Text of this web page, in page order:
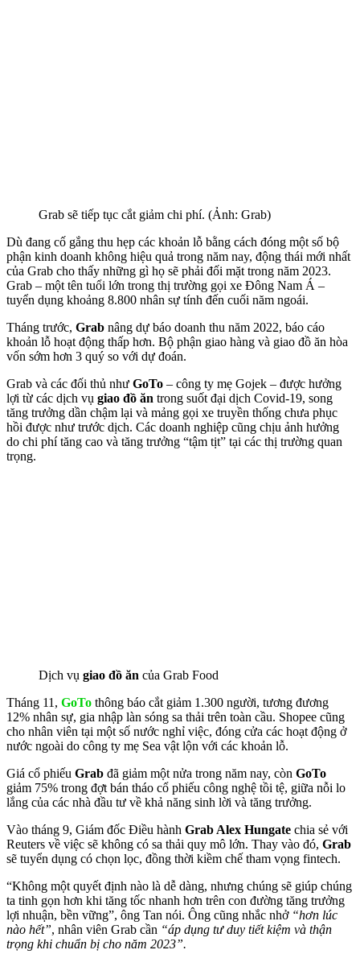
Grab sẽ tiếp tục cắt giảm chi phí. (Ảnh: Grab)
Dù đang cố gắng thu hẹp các khoản lỗ bằng cách đóng một số bộ
phận kinh doanh không hiệu quả trong năm nay, động thái mới nhất
của Grab cho thấy những gì họ sẽ phải đối mặt trong năm 2023.
Grab – một tên tuổi lớn trong thị trường gọi xe Đông Nam Á –
tuyển dụng khoảng 8.800 nhân sự tính đến cuối năm ngoái.
Tháng trước, Grab nâng dự báo doanh thu năm 2022, báo cáo
khoản lỗ hoạt động thấp hơn. Bộ phận giao hàng và giao đồ ăn hòa
vốn sớm hơn 3 quý so với dự đoán.
Grab và các đối thủ như GoTo – công ty mẹ Gojek – được hưởng
lợi từ các dịch vụ giao đồ ăn trong suốt đại dịch Covid-19, song
tăng trưởng dần chậm lại và mảng gọi xe truyền thống chưa phục
hồi được như trước dịch. Các doanh nghiệp cũng chịu ảnh hưởng
do chi phí tăng cao và tăng trưởng “tậm tịt” tại các thị trường quan
trọng.
Dịch vụ giao đồ ăn của Grab Food
Tháng 11, GoTo thông báo cắt giảm 1.300 người, tương đương
12% nhân sự, gia nhập làn sóng sa thải trên toàn cầu. Shopee cũng
cho nhân viên tại một số nước nghỉ việc, đóng cửa các hoạt động ở
nước ngoài do công ty mẹ Sea vật lộn với các khoản lỗ.
Giá cổ phiếu Grab đã giảm một nửa trong năm nay, còn GoTo
giảm 75% trong đợt bán tháo cổ phiếu công nghệ tồi tệ, giữa nỗi lo
lắng của các nhà đầu tư về khả năng sinh lời và tăng trưởng.
Vào tháng 9, Giám đốc Điều hành Grab Alex Hungate chia sẻ với
Reuters về việc sẽ không có sa thải quy mô lớn. Thay vào đó, Grab
sẽ tuyển dụng có chọn lọc, đồng thời kiềm chế tham vọng fintech.
“Không một quyết định nào là dễ dàng, nhưng chúng sẽ giúp chúng
ta tinh gọn hơn khi tăng tốc nhanh hơn trên con đường tăng trưởng
lợi nhuận, bền vững”, ông Tan nói. Ông cũng nhắc nhở “hơn lúc
nào hết”, nhân viên Grab cần “áp dụng tư duy tiết kiệm và thận
trọng khi chuẩn bị cho năm 2023”.